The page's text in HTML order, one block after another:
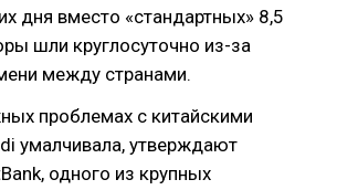
дня вместо «стандартных» 8,5
шли круглосуточно из-за
между странами.
проблемах с китайскими
умалчивала, утверждают
одного из крупных